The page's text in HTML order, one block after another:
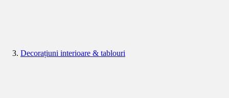
Decorațiuni interioare & tablouri